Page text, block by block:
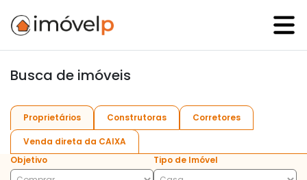
Busca de imóveis
Proprietários Construtoras Corretores
Venda direta da CAIXA
Objetivo
Tipo de Imóvel